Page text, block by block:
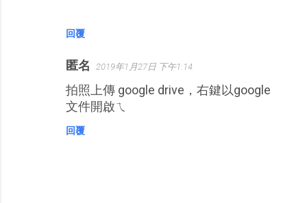
回覆
匿名 2019年1月27日 下午1:14
拍照上傳 google drive，右鍵以google
文件開啟ㄟ
回覆